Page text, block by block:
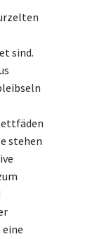
sind.
stehen